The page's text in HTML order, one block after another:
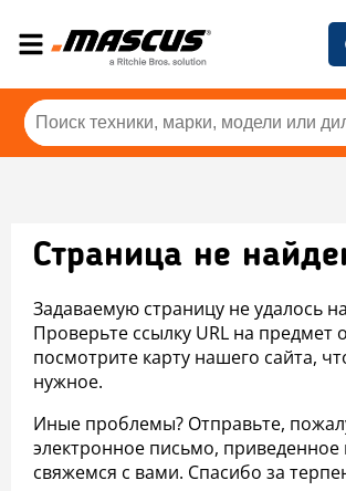
Страница не
Задаваемую страницу не удалось
Проверьте ссылку URL на предмет
посмотрите карту нашего сайта,
нужное.
Иные проблемы? Отправьте,
электронное письмо,
свяжемся с вами. Спасибо за